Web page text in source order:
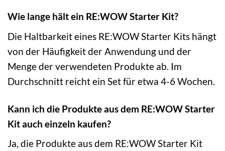
Wie lange hält ein RE:WOW Starter Kit?
Die Haltbarkeit eines RE:WOW Starter Kits hängt
von der Häufigkeit der Anwendung und der
Menge der verwendeten Produkte ab. Im
Durchschnitt reicht ein Set für etwa 4-6 Wochen.
Kann ich die Produkte aus dem RE:WOW Starter
Kit auch einzeln kaufen?
Ja, die Produkte aus dem RE:WOW Starter Kit